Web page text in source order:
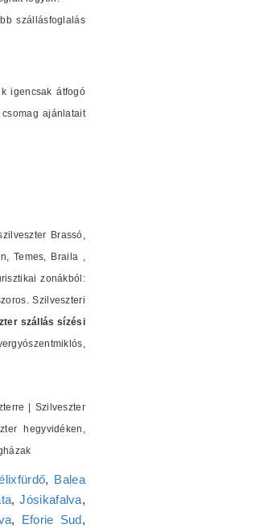
szállásfoglalás
igencsak átfogó
ajánlatait
Brassó,
Temes, Braila ,
zonákból:
Szilveszteri
szállás sízési
| Szilveszter
hegyvidéken,
, Balea
,Jósikafalva,
, Eforie Sud,